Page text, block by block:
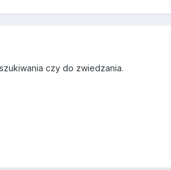
czy do zwiedzania.